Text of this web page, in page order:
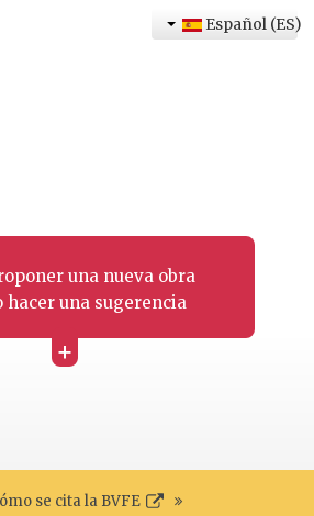
una nueva obra
hacer una sugerencia
+
Español (ES)
se cita la BVFE